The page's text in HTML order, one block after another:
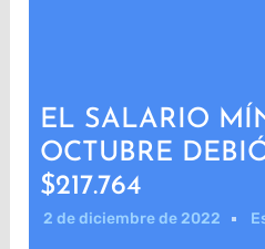
EL SALARIO
OCTUBRE
$217.764
2 de diciembre de 2022